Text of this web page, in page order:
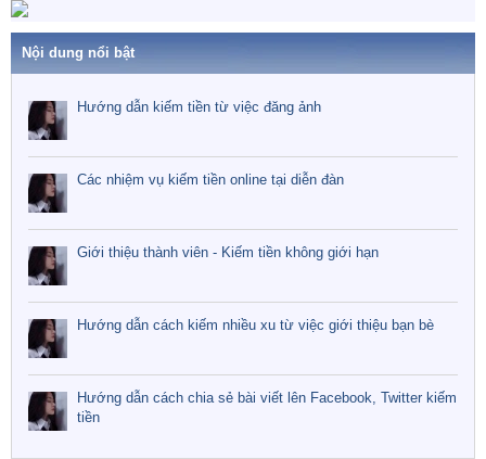
Nội dung nổi bật
Hướng dẫn kiếm tiền từ việc đăng ảnh
Các nhiệm vụ kiếm tiền online tại diễn đàn
Giới thiệu thành viên - Kiếm tiền không giới hạn
Hướng dẫn cách kiếm nhiều xu từ việc giới thiệu bạn bè
Hướng dẫn cách chia sẻ bài viết lên Facebook, Twitter kiếm
tiền